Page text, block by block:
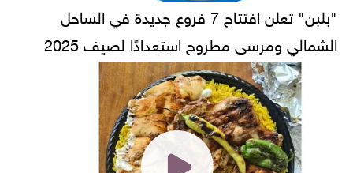
"بلبن" تعلن افتتاح 7 فروع جديدة في الساحل
الشمالي ومرسى مطروح استعدادًا لصيف 2025